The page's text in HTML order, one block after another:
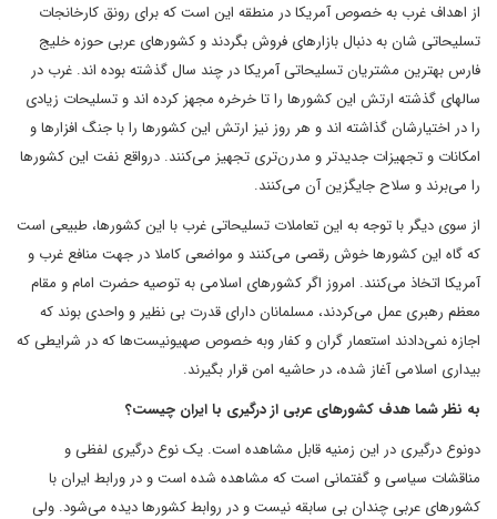
از اهداف غرب به خصوص آمریکا در منطقه این است که برای رونق کارخانجات
تسلیحاتی شان به دنبال بازارهای فروش بگردند و کشورهای عربی حوزه خلیج
فارس بهترین مشتریان تسلیحاتی آمریکا در چند سال گذشته بوده اند. غرب در
سالهای گذشته ارتش این کشورها را تا خرخره مجهز کرده اند و تسلیحات زیادی
را در اختیارشان گذاشته اند و هر روز نیز ارتش این کشورها را با جنگ افزارها و
امکانات و تجهیزات جدیدتر و مدرن‌تری تجهیز می‌کنند. درواقع نفت این کشورها
را می‌برند و سلاح جایگزین آن می‌کنند.
از سوی دیگر با توجه به این تعاملات تسلیحاتی غرب با این کشورها، طبیعی است
که گاه این کشورها خوش رقصی می‌کنند و مواضعی کاملا در جهت منافع غرب و
آمریکا اتخاذ می‌کنند. امروز اگر کشورهای اسلامی ‌به توصیه حضرت امام و مقام
معظم رهبری عمل می‌کردند، مسلمانان دارای قدرت بی نظیر و واحدی بوند که
اجازه نمی‌دادند استعمار گران و کفار وبه خصوص صهیونیست‌ها که در شرایطی که
بیداری اسلامی ‌آغاز شده، در حاشیه امن قرار بگیرند.
به نظر شما هدف کشورهای عربی از درگیری با ایران چیست؟
دونوع درگیری در این زمنیه قابل مشاهده است. یک نوع درگیری لفظی و
مناقشات سیاسی و گفتمانی است که مشاهده شده است و در ورابط ایران با
کشورهای عربی چندان بی سابقه نیست و در روابط کشورها دیده می‌شود. ولی